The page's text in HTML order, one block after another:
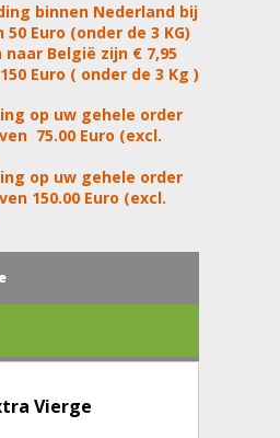
binnen Nederland bij
Euro (onder de 3 KG)
België zijn € 7,95
Euro ( onder de 3 Kg )
op uw gehele order
75.00 Euro (excl.
op uw gehele order
150.00 Euro (excl.
Vierge